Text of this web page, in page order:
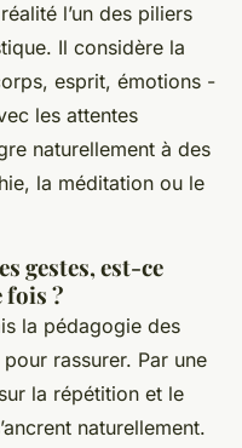
l’un des piliers
Il considère la
esprit, émotions -
les attentes
naturellement à des
la méditation ou le
gestes, est-ce
?
la pédagogie des
rassurer. Par une
la répétition et le
naturellement.